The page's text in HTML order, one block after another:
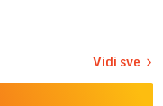
Vidi sve